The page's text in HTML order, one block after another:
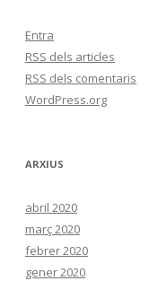
Entra
RSS dels articles
RSS dels comentaris
WordPress.org
ARXIUS
abril 2020
març 2020
febrer 2020
gener 2020